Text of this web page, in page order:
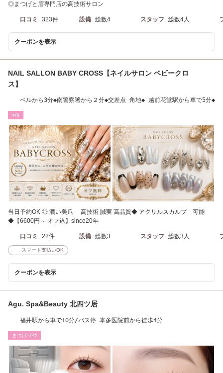
◎まつげと眉専門店の高技術サロン
口コミ 323件 設備 総数4 スタッフ 総数4人
クーポンを表示
NAIL SALLON BABY CROSS【ネイルサロン ベビークロ
ス】
ベルから3分◆南警察署から２分◆交差点 角地◆ 越前花堂駅から車で5分◆
ﾈｲﾙ
当日予約OK ◎ 潤い美爪 高技術 誠実 高品質◆ アクリルスカルプ 可能
◆【6600円～ オフ込】since20年
口コミ 22件 設備 総数3 スタッフ 総数3人
スマート支払いOK
クーポンを表示
Agu. Spa&Beauty 北四ツ居
福井駅から車で10分/バス停 本多医院前から徒歩4分
まつげ･ﾒｲｸ